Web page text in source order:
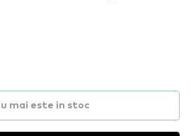
mai este in stoc